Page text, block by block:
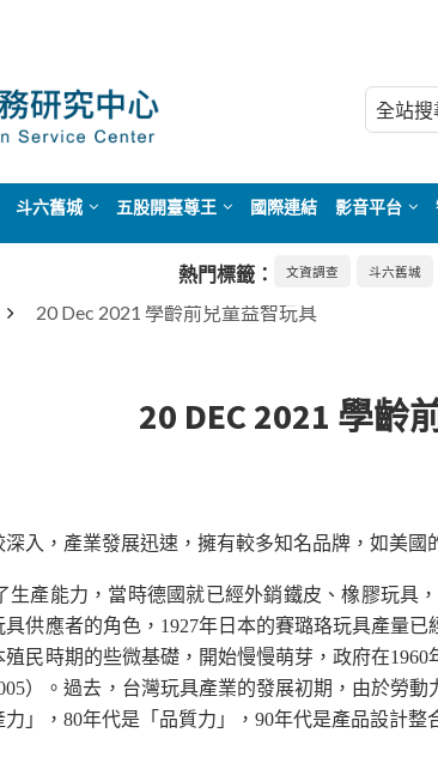
斗六舊城 五股開臺尊王 國際連結 影音平台
熱門標籤： 文資調查 斗六舊城
20 Dec 2021 學齡前兒童益智玩具
20 DEC 2021 學齡
入，產業發展迅速，擁有較多知名品牌，如美國
產能力，當時德國就已經外銷鐵皮、橡膠玩
供應者的角色，1927年日本的賽璐珞玩具產量
民時期的些微基礎，開始慢慢萌芽，政府在
）。過去，台灣玩具產業的發展初期，由於勞
」，80年代是「品質力」，90年代是產品設計